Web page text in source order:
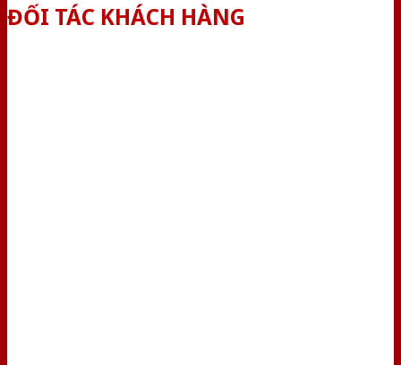
ĐỐI TÁC KHÁCH HÀNG